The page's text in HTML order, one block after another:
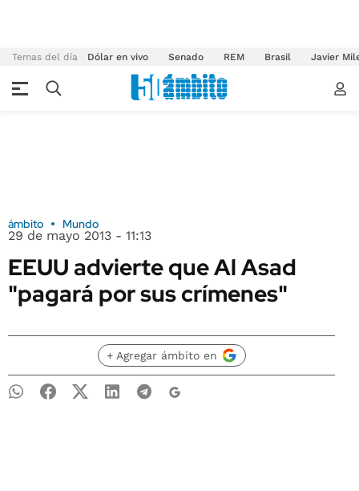
Temas del día Dólar en vivo Senado REM Brasil Javier
ámbito Mundo
29 de mayo 2013 - 11:13
EEUU advierte que Al Asad
"pagará por sus crímenes"
+ Agregar ámbito en